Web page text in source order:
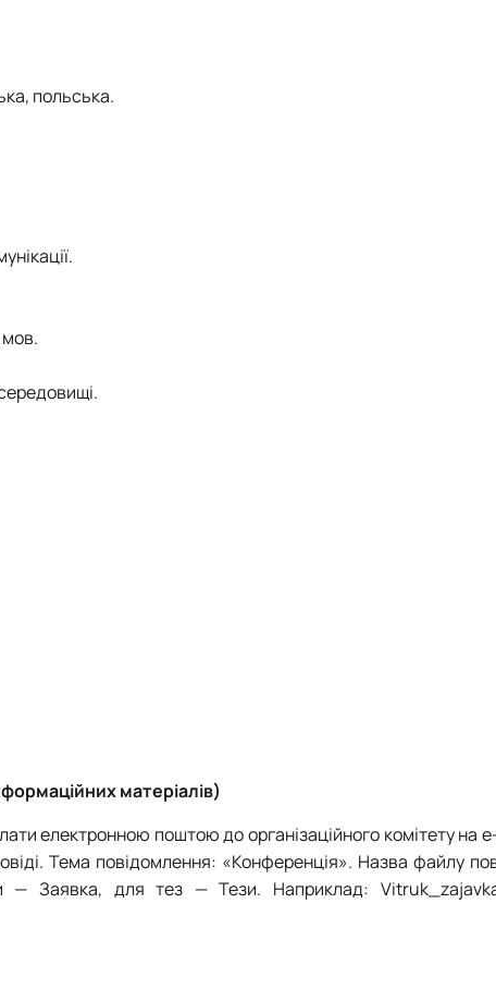
польська.
мов.
матеріалів)
електронною поштою до організаційного комітету на
Тема повідомлення: «Конференція». Назва файлу
— Заявка, для тез —Тези. Наприклад: